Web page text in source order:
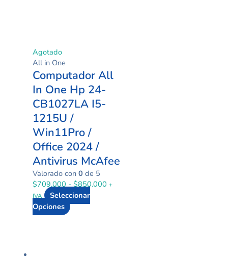
Agotado
All in One
Computador All
In One Hp 24-
CB1027LA I5-
1215U /
Win11Pro /
Office 2024 /
Antivirus McAfee
Valorado con 0 de 5
$709.000 - $850.000 +
IVA
Seleccionar
Opciones